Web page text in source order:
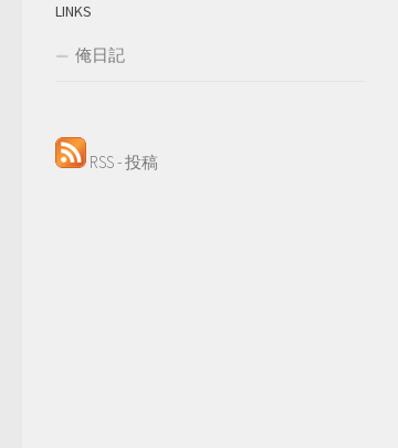
LINKS
俺日記
RSS - 投稿